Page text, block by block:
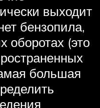
выходит
бензопила,
оборотах (это
большая